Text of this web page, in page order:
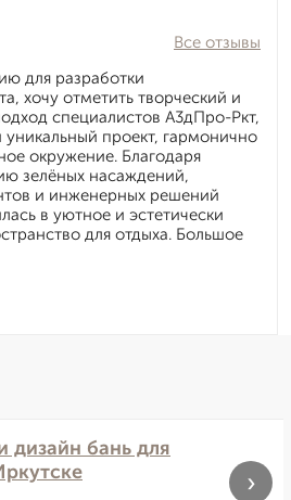
Все отзывы
для разработки
хочу отметить творческий и
специалистов А3дПро-Ркт,
уникальный проект, гармонично
окружение. Благодаря
зелёных насаждений,
и инженерных решений
в уютное и эстетически
для отдыха. Большое
дизайн бань для
›